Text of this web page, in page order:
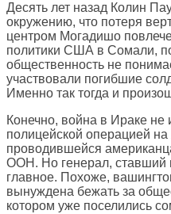
Десять лет назад Колин
окружению, что потеря
центром Могадишо
политики США в Сомали,
общественность не
участвовали погибшие
Именно так тогда и
Конечно, война в Ираке не
полицейской операцией
проводившейся
ООН. Но генерал, ставший
главное. Похоже,
вынуждена бежать за
котором уже поселились